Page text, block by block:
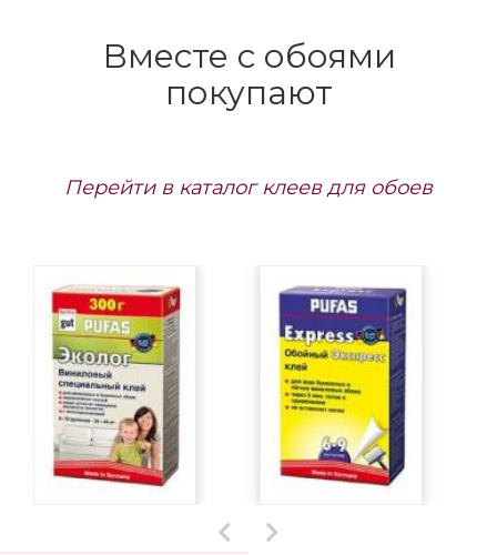
Вместе с обоями
покупают
Перейти в каталог клеев для обоев